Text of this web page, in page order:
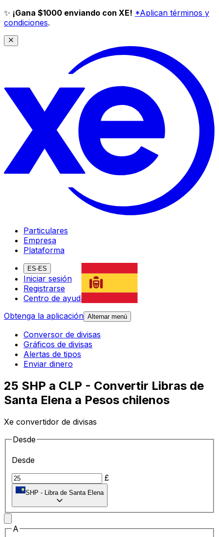
✨ ¡Gana $1000 enviando con XE! *Aplican términos y
condiciones.
Particulares
Empresa
Plataforma
ES-ES
Iniciar sesión
Registrarse
Centro de ayuda
Obtenga la aplicación Alternar menú
Conversor de divisas
Gráficos de divisas
Alertas de tipos
Enviar dinero
25 SHP a CLP - Convertir Libras de
Santa Elena a Pesos chilenos
Xe convertidor de divisas
Desde
Desde
£
SHP - Libra de Santa Elena
A